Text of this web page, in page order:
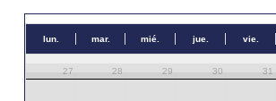
lun. mar. mié. jue. vie.
27 28 29 30 31